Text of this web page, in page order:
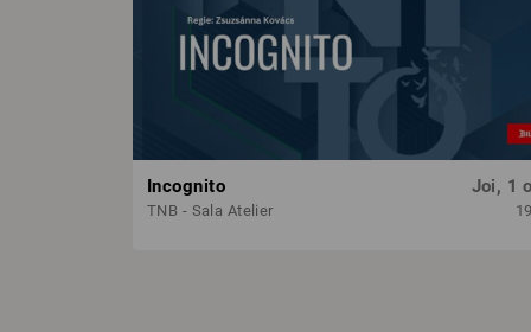
Incognito
TNB - Sala Atelier
Joi, 1